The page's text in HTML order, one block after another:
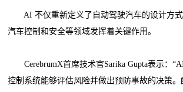
AI 不仅重新定义了自动驾驶汽车的设计方式
汽车控制和安全等领域发挥着关键作用。
CerebrumX首席技术官Sarika Gupta表示：
控制系统能够评估风险并做出预防事故的决策。